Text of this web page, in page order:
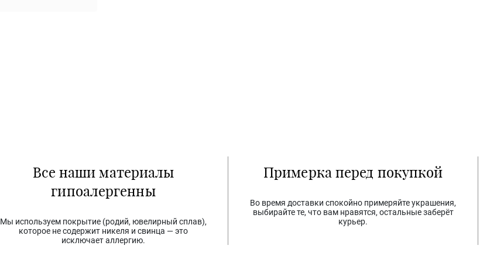
Все наши материалы
гипоалергенны
Мы используем покрытие (родий, ювелирный сплав),
которое не содержит никеля и свинца — это
исключает аллергию.
Примерка перед покупкой
Во время доставки спокойно примеряйте украшения,
выбирайте те, что вам нравятся, остальные заберёт
курьер.